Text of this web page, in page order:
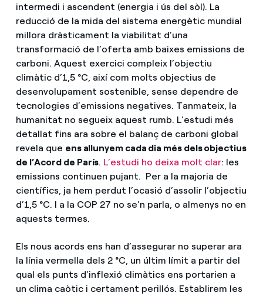
intermedi i ascendent (energia i ús del sòl). La
reducció de la mida del sistema energètic mundial
millora dràsticament la viabilitat d’una
transformació de l’oferta amb baixes emissions de
carboni. Aquest exercici compleix l’objectiu
climàtic d’1,5 °C, així com molts objectius de
desenvolupament sostenible, sense dependre de
tecnologies d’emissions negatives. Tanmateix, la
humanitat no segueix aquest rumb. L’estudi més
detallat fins ara sobre el balanç de carboni global
revela que ens allunyem cada dia més dels objectius
de l’Acord de París. L’estudi ho deixa molt clar: les
emissions continuen pujant. Per a la majoria de
científics, ja hem perdut l’ocasió d’assolir l’objectiu
d’1,5 °C. I a la COP 27 no se’n parla, o almenys no en
aquests termes.
Els nous acords ens han d’assegurar no superar ara
la línia vermella dels 2 °C, un últim límit a partir del
qual els punts d’inflexió climàtics ens portarien a
un clima caòtic i certament perillós. Establirem les